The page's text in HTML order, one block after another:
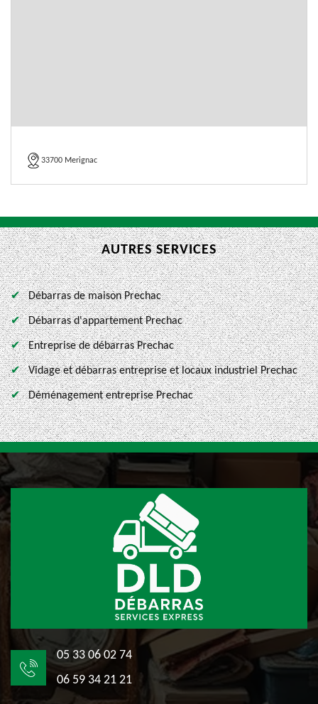
33700 Merignac
AUTRES SERVICES
Débarras de maison Prechac
Débarras d'appartement Prechac
Entreprise de débarras Prechac
Vidage et débarras entreprise et locaux industriel Prechac
Déménagement entreprise Prechac
05 33 06 02 74
06 59 34 21 21